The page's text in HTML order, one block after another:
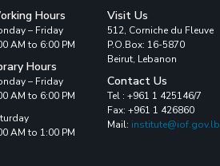
Hours
– Friday
AM to 6:00 PM
Hours
– Friday
AM to 6:00 PM
AM to 1:00 PM
Visit Us
512, Corniche du Fleuve
P.O.Box: 16-5870
Beirut, Lebanon
Contact Us
Tel : +961 1 425146/7
Fax: +961 1 426860
Mail: institute@iof.gov.lb